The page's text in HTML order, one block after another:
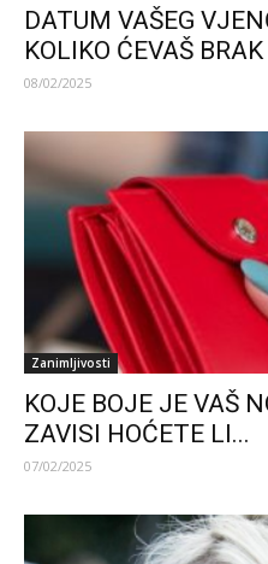
DATUM VAŠEG
KOLIKO ĆEVAŠ
08/02/2025
Zanimljivosti
KOJE BOJE JE VAŠ
ZAVISI HOĆETE LI...
07/02/2025